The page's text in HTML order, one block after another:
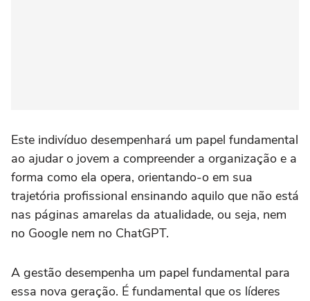
Este indivíduo desempenhará um papel fundamental
ao ajudar o jovem a compreender a organização e a
forma como ela opera, orientando-o em sua
trajetória profissional ensinando aquilo que não está
nas páginas amarelas da atualidade, ou seja, nem
no Google nem no ChatGPT.
A gestão desempenha um papel fundamental para
essa nova geração. É fundamental que os líderes